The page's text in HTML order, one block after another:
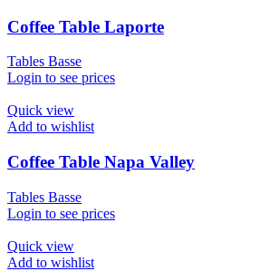
Coffee Table Laporte
Tables Basse
Login to see prices
Quick view
Add to wishlist
Coffee Table Napa Valley
Tables Basse
Login to see prices
Quick view
Add to wishlist